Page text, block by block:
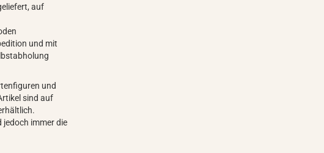
auf
und mit
und
sind auf
jedoch immer die